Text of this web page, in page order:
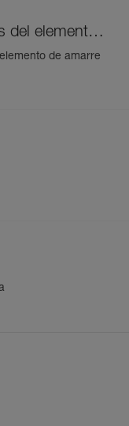
del elemento
de amarre